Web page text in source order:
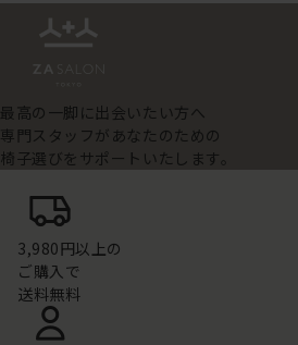
最高の一脚に出会いたい方へ
専門スタッフがあなたのための
椅子選びをサポートいたします。
3,980円以上の
ご購入で
送料無料